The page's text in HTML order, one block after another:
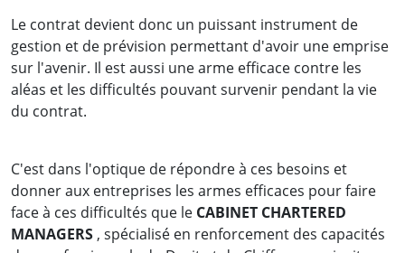
Le contrat devient donc un puissant instrument de
gestion et de prévision permettant d'avoir une emprise
sur l'avenir. Il est aussi une arme efficace contre les
aléas et les difficultés pouvant survenir pendant la vie
du contrat.
C'est dans l'optique de répondre à ces besoins et
donner aux entreprises les armes efficaces pour faire
face à ces difficultés que le CABINET CHARTERED
MANAGERS , spécialisé en renforcement des capacités